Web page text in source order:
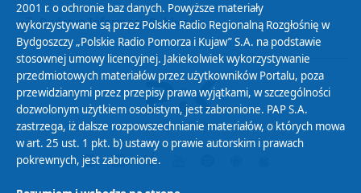
Biuletyn Informacji Publicznej
2001 r. o ochronie baz danych. Powyższe materiały
wykorzystywane są przez Polskie Radio Regionalną Rozgłośnię w
Bydgoszczy „Polskie Radio Pomorza i Kujaw” S.A. na podstawie
stosownej umowy licencyjnej. Jakiekolwiek wykorzystywanie
przedmiotowych materiałów przez użytkowników Portalu, poza
przewidzianymi przez przepisy prawa wyjątkami, w szczególności
dozwolonym użytkiem osobistym, jest zabronione. PAP S.A.
zastrzega, iż dalsze rozpowszechnianie materiałów, o których mowa
w art. 25 ust. 1 pkt. b) ustawy o prawie autorskim i prawach
pokrewnych, jest zabronione.